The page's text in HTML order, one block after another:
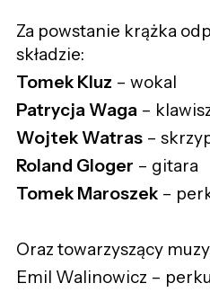
Za powstanie krążka
składzie:
Tomek Kluz – wokal
Patrycja Waga–
Wojtek Watras–
Roland Gloger – gitara
Tomek Maroszek–
Oraz towarzyszący
Emil Walinowicz –